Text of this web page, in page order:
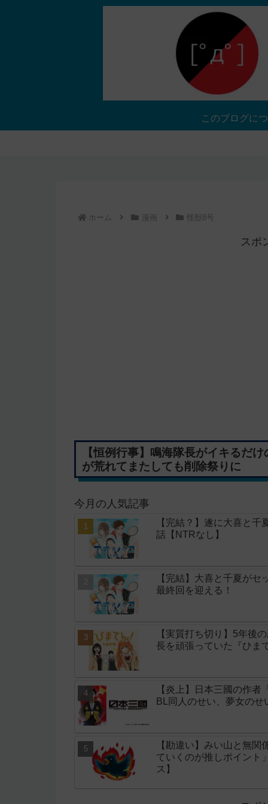
このブログに
ホーム 漫画 怪獣8号
スポ
【恒例行事】鳴海隊長がイキるだ
が荒れてまたしても削除祭りに
今月の人気記事
【完結？】遂に大喜と
話【NTRなし】
【完結】大喜と千夏が
最終回を迎える！
【実質打ち切り】5年後
長を頑張っていた『ひま
【炎上】日本三國の作
BL同人のせい、夢女の
【勘違い】みい山と無
ていくのが推しポイント
ス】